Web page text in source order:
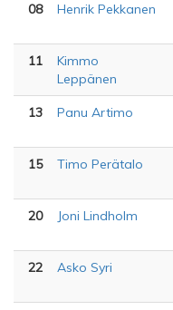
08 Henrik Pekkanen
11
Kimmo
Leppänen
13 Panu Artimo
15 Timo Perätalo
20 Joni Lindholm
22 Asko Syri